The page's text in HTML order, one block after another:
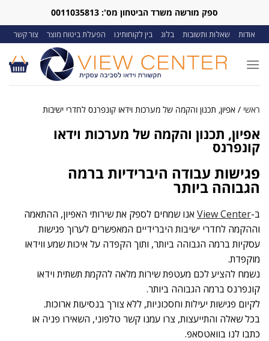
ספק מורשה משרד הביטחון מס': 0011035813
אודות שאלות ותשובות בלוג בין לקוחותינו הפעלת ביטוח מוצר צור קשר
ראשי / אפיון, תכנון והקמה של מערכות וידאו קונפרנס לחדרי ישיבות
אפיון, תכנון והקמה של מערכות וידאו
קונפרנס
פגישות עבודה היברידיות ברמה
הגבוהה ביותר
ב-View Center אנו שמחים לספק את שירותי האפיון, ההתאמה
וההקמה לחדרי ישיבות היברידיים המאפשרים לערוך פגישות
עסקיות ברמה הגבוהה ביותר, ותוך הקפדה על איכות שמע ווידאו
מוקפדת.
נשמח להציע לכם מעטפת שירות מלאה להקמת תשתית וידאו
קונפרנס ברמה הגבוהה ביותר.
לקיום פגישות יעילות וחסכוניות, ללא צורך בנסיעות ארוכות.
בכל שאלה והתייעצות, צרו עמנו קשר טלפוני, השאירו פניה או
כתבו לנו בוואטסאפ.